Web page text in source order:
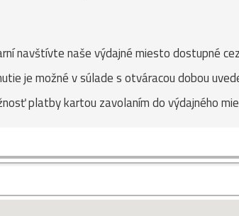
navštívte naše výdajné miesto dostupné cez
je možné v súlade s otváracou dobou
platby kartou zavolaním do výdajného